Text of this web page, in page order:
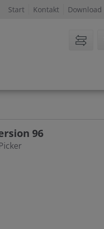
Start Kontakt Download
96